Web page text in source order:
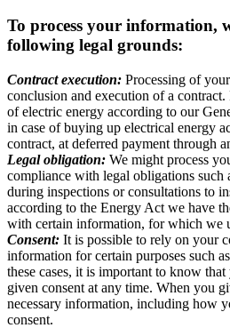
To process your information,
following legal grounds:
Contract execution: Processing of
conclusion and execution of a contract.
of electric energy according to our
in case of buying up electrical energy
contract, at deferred payment through
Legal obligation: We might process
compliance with legal obligations such
during inspections or consultations to
according to the Energy Act we have
with certain information, for which we
Consent: It is possible to rely on your
information for certain purposes such
these cases, it is important to know
given consent at any time. When you
necessary information, including how
consent.